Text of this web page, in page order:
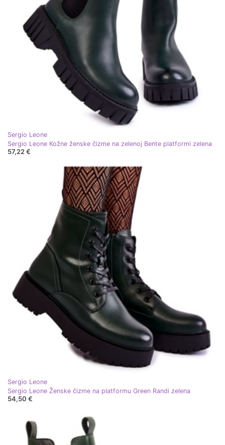
Sergio Leone
Sergio Leone Kožne ženske čizme na zelenoj Bente platformi zelena
57,22 €
Sergio Leone
Sergio Leone Ženske čizme na platformu Green Randi zelena
54,50 €